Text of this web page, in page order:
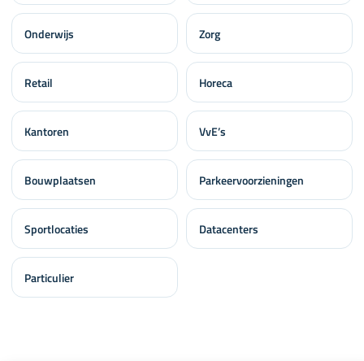
Onderwijs Zorg
Retail Horeca
Kantoren VvE’s
Bouwplaatsen Parkeervoorzieningen
Sportlocaties Datacenters
Particulier